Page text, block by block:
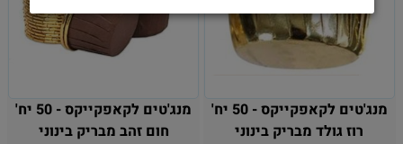
מנג'טים לקאפקייקס - 50 יח'
רוז גולד מבריק בינוני
מנג'טים לקאפקייקס - 50 יח'
חום זהב מבריק בינוני